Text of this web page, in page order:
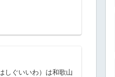
しぐいいわ）は和歌山